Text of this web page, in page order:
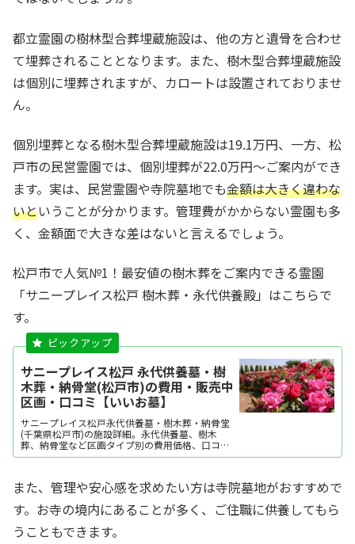
都立霊園の樹林型合葬埋蔵施設は、他の方と遺骨を合わせ
て埋葬されることとなります。また、樹木型合葬埋蔵施設
は個別に埋葬されますが、カロートは設置されておりませ
ん。
個別埋葬となる樹木型合葬埋蔵施設は19.1万円、一方、松
戸市の民営霊園では、個別埋葬が22.0万円～ご案内ができ
ます。実は、民営霊園や寺院墓地でも金額は大きく違わな
いということが分かります。管理費がかからない霊園も多
く、金額面で大きな差はないと言えるでしょう。
松戸市で人気№1！最安値の樹木葬をご案内できる霊園
「サニープレイス松戸 樹木葬・永代供養殿」はこちらで
す。
サニープレイス松戸 永代供養墓・樹
木葬・納骨堂(松戸市)の費用・販売中
区画・口コミ【いいお墓】
サニープレイス松戸永代供養墓・樹木葬・納骨堂
(千葉県松戸市)の施設詳細。永代供養墓、樹木
葬、納骨堂など区画タイプ別の費用価格、口コ
ミ、現地レポート、地図・アクセス・駐車場情報
さい。資料請求・見学予約・お墓の相談はすべて
また、管理や安心感を求めたい方は寺院墓地がおすすめで
す。お寺の境内にあることが多く、ご住職に供養してもら
うこともできます。